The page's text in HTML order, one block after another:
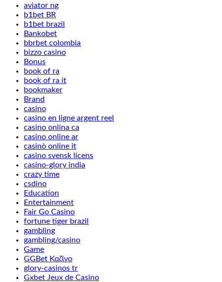
aviator ng
b1bet BR
b1bet brazil
Bankobet
bbrbet colombia
bizzo casino
Bonus
book of ra
book of ra it
bookmaker
Brand
casino
casino en ligne argent reel
casino onlina ca
casino online ar
casinò online it
casino svensk licens
casino-glory india
crazy time
csdino
Education
Entertainment
Fair Go Casino
fortune tiger brazil
gambling
gambling/casino
Game
GGBet Καζίνο
glory-casinos tr
Gxbet Jeux de Casino